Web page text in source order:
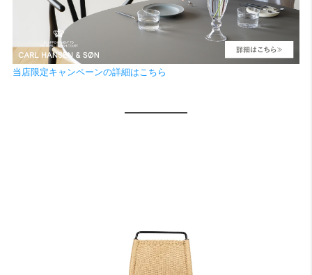
当店限定キャンペーンの詳細はこちら